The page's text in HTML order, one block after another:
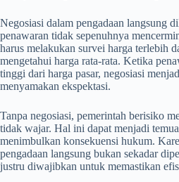
Negosiasi dalam pengadaan langsung
penawaran tidak sepenuhnya
harus melakukan survei harga terlebih
mengetahui harga rata-rata. Ketika
tinggi dari harga pasar, negosiasi
menyamakan ekspektasi.
Tanpa negosiasi, pemerintah berisiko
tidak wajar. Hal ini dapat menjadi
menimbulkan konsekuensi hukum.
pengadaan langsung bukan sekadar
justru diwajibkan untuk memastikan